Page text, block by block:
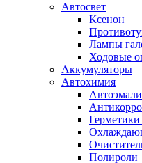
Автосвет
Ксенон
Лампы
Ходовые
Аккумуляторы
Автохимия
Автоэмали
Полироли